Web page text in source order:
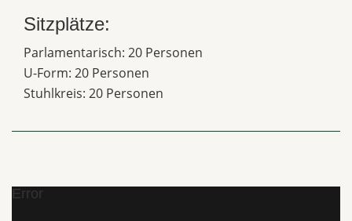
Sitzplätze:
Parlamentarisch: 20 Personen
U-Form: 20 Personen
Stuhlkreis: 20 Personen
Error